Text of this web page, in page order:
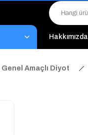
Hakkımızda
Genel Amaçlı Diyot